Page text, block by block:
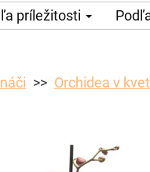
príležitosti
Orchidea v